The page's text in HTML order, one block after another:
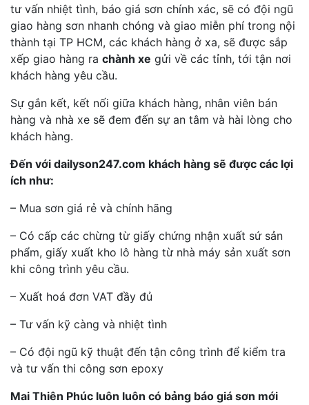
tư vấn nhiệt tình, báo giá sơn chính xác, sẽ có đội ngũ
giao hàng sơn nhanh chóng và giao miễn phí trong nội
thành tại TP HCM, các khách hàng ở xa, sẽ được sắp
xếp giao hàng ra chành xe gửi về các tỉnh, tới tận nơi
khách hàng yêu cầu.
Sự gắn kết, kết nối giữa khách hàng, nhân viên bán
hàng và nhà xe sẽ đem đến sự an tâm và hài lòng cho
khách hàng.
Đến với dailyson247.com khách hàng sẽ được các lợi
ích như:
– Mua sơn giá rẻ và chính hãng
– Có cấp các chừng từ giấy chứng nhận xuất sứ sản
phẩm, giấy xuất kho lô hàng từ nhà máy sản xuất sơn
khi công trình yêu cầu.
– Xuất hoá đơn VAT đầy đủ
– Tư vấn kỹ càng và nhiệt tình
– Có đội ngũ kỹ thuật đến tận công trình để kiểm tra
và tư vấn thi công sơn epoxy
Mai Thiên Phúc luôn luôn có bảng báo giá sơn mới